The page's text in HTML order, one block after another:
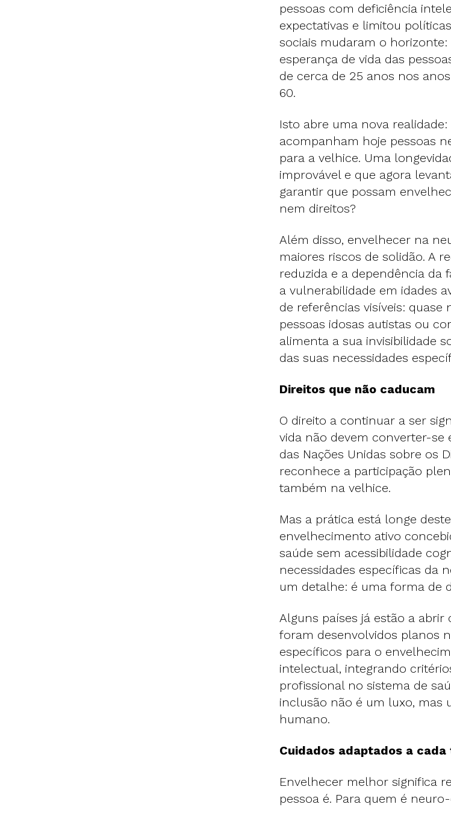
pessoas com deficiência
expectativas e limitou
sociais mudaram o
esperança de vida das
de cerca de 25 anos nos
60.
Isto abre uma nova
acompanham hoje pessoas
para a velhice. Uma
improvável e que agora
garantir que possam
nem direitos?
Além disso, envelhecer na
maiores riscos de solidão. A
reduzida e a dependência da
a vulnerabilidade em idades
de referências visíveis: quase
pessoas idosas autistas ou
alimenta a sua invisibilidade
das suas necessidades
Direitos que não caducam
O direito a continuar a ser
vida não devem converter-se
das Nações Unidas sobre os
reconhece a participação
também na velhice.
Mas a prática está longe
envelhecimento ativo
saúde sem acessibilidade
necessidades específicas da
um detalhe: é uma forma de
Alguns países já estão a abrir
foram desenvolvidos planos
específicos para o
intelectual, integrando
profissional no sistema de
inclusão não é um luxo, mas
humano.
Cuidados adaptados a
Envelhecer melhor significa
pessoa é. Para quem é